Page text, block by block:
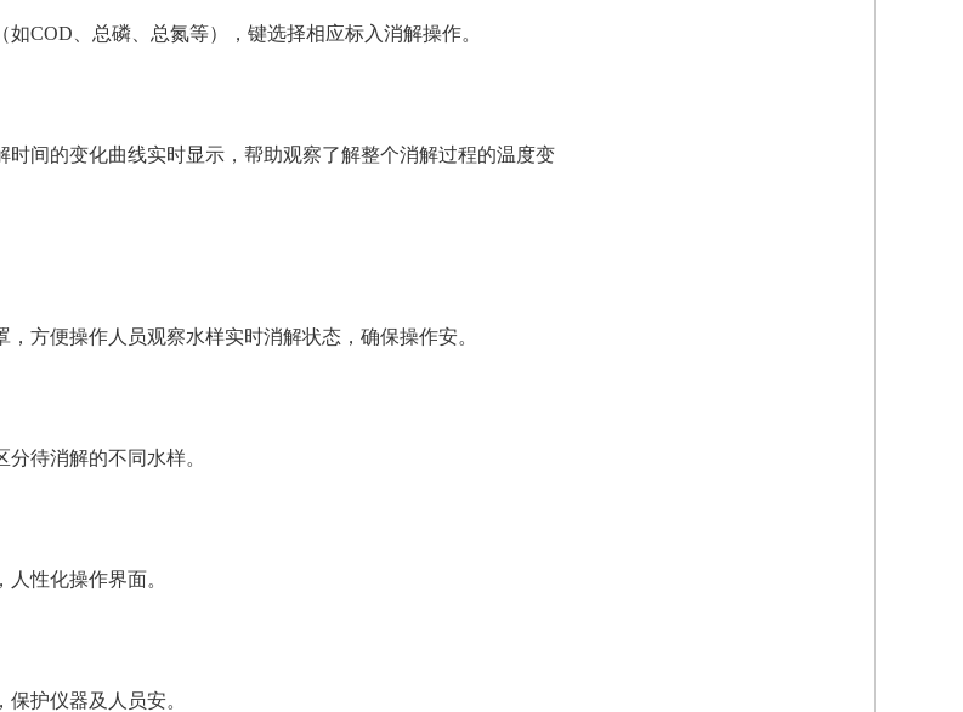
如COD、总磷、总氮等），键选择相应标入消解操作。
时间的变化曲线实时显示，帮助观察了解整个消解过程的温度变
方便操作人员观察水样实时消解状态，确保操作安。
待消解的不同水样。
性化操作界面。
护仪器及人员安。